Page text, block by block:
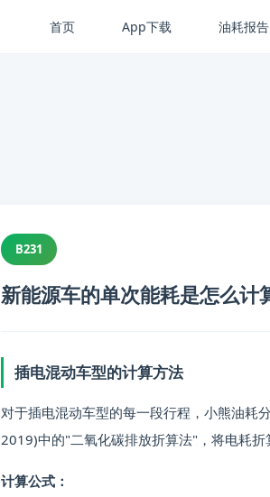
首页 App下载 油耗报告
B231
新能源车的单次能耗是怎么计
问题：新能源车的单次能耗是怎么计算的？
分类：油耗
插电混动车型的计算方法
对于插电混动车型的每一段行程，小熊油耗
2019)中的"二氧化碳排放折算法"，将电耗折
计算公式：